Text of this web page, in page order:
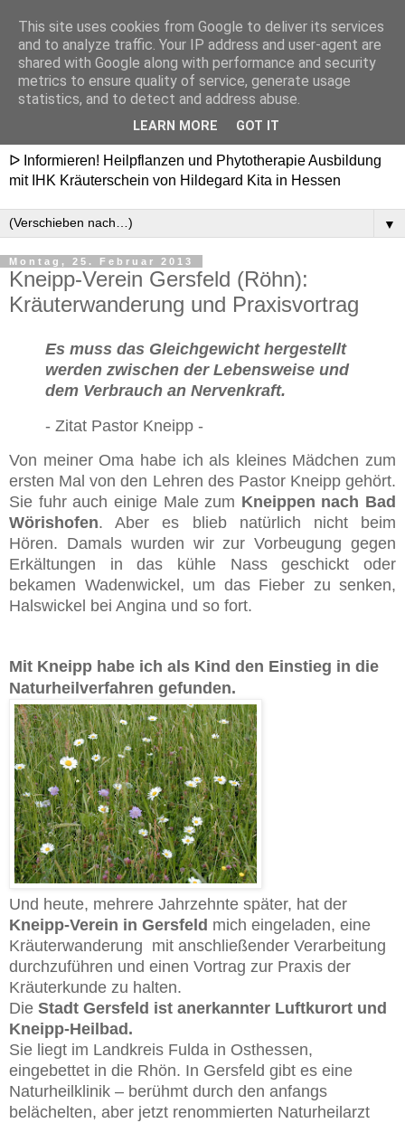
Heilpflanzenschule
Hildegard - Ausbildung in
ᐅ Informieren! Heilpflanzen und Phytotherapie Ausbildung
mit IHK Kräuterschein von Hildegard Kita in Hessen
▼
Montag, 25. Februar 2013
Kneipp-Verein Gersfeld (Röhn):
Kräuterwanderung und Praxisvortrag
Es muss das Gleichgewicht hergestellt
werden zwischen der Lebensweise und
dem Verbrauch an Nervenkraft.
- Zitat Pastor Kneipp -
Von meiner Oma habe ich als kleines Mädchen zum
ersten Mal von den Lehren des Pastor Kneipp gehört.
Sie fuhr auch einige Male zum Kneippen nach Bad
Wörishofen. Aber es blieb natürlich nicht beim
Hören. Damals wurden wir zur Vorbeugung gegen
Erkältungen in das kühle Nass geschickt oder
bekamen Wadenwickel, um das Fieber zu senken,
Halswickel bei Angina und so fort.
Mit Kneipp habe ich als Kind den Einstieg in die
Naturheilverfahren gefunden.
Und heute, mehrere Jahrzehnte später, hat der
Kneipp-Verein in Gersfeld mich eingeladen, eine
Kräuterwanderung mit anschließender Verarbeitung
durchzuführen und einen Vortrag zur Praxis der
Kräuterkunde zu halten.
Die Stadt Gersfeld ist anerkannter Luftkurort und
Kneipp-Heilbad .
Sie liegt im Landkreis Fulda in Osthessen,
eingebettet in die Rhön. In Gersfeld gibt es eine
Naturheilklinik – berühmt durch den anfangs
belächelten, aber jetzt renommierten Naturheilarzt
This site uses cookies from Google to deliver its services
and to analyze traffic. Your IP address and user-agent are
shared with Google along with performance and security
metrics to ensure quality of service, generate usage
statistics, and to detect and address abuse.
LEARN MORE GOT IT